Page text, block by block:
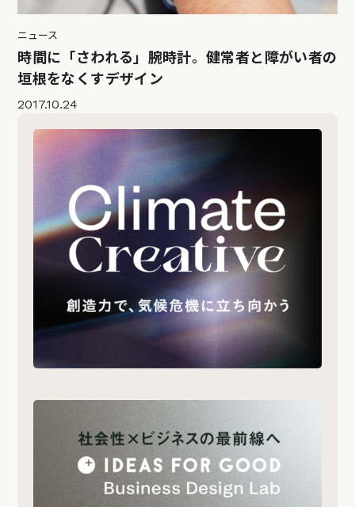
ニュース
時間に「さわれる」腕時計。健常者と障がい者の
垣根をなくすデザイン
2017.10.24